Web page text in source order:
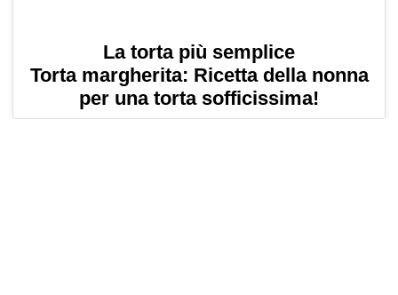
La torta più semplice
Torta margherita: Ricetta della nonna
per una torta sofficissima!